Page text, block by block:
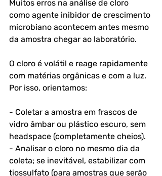
Muitos erros na análise de cloro
como agente inibidor de crescimento
microbiano acontecem antes mesmo
da amostra chegar ao laboratório.
O cloro é volátil e reage rapidamente
com matérias orgânicas e com a luz.
Por isso, orientamos:
- Coletar a amostra em frascos de
vidro âmbar ou plástico escuro, sem
headspace (completamente cheios).
- Analisar o cloro no mesmo dia da
coleta; se inevitável, estabilizar com
tiossulfato (para amostras que serão